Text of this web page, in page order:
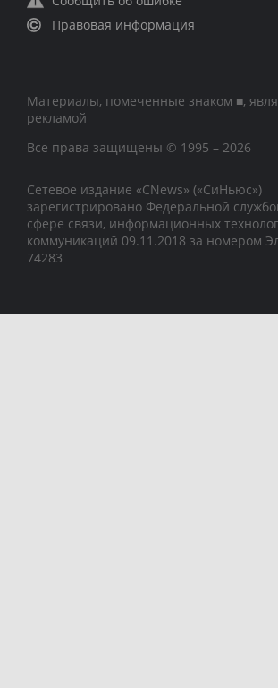
Правовая информация
Материалы, помеченные знаком ■,
рекламой
Все права защищены © 1995 – 2026
Сетевое издание «CNews» («СиНьюс»)
зарегистрировано Федеральной
сфере связи, информационных
коммуникаций 09.11.2018 за номером
74283